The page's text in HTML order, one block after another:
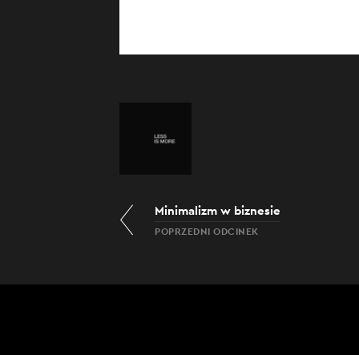
Minimalizm w biznesie
POPRZEDNI ODCINEK